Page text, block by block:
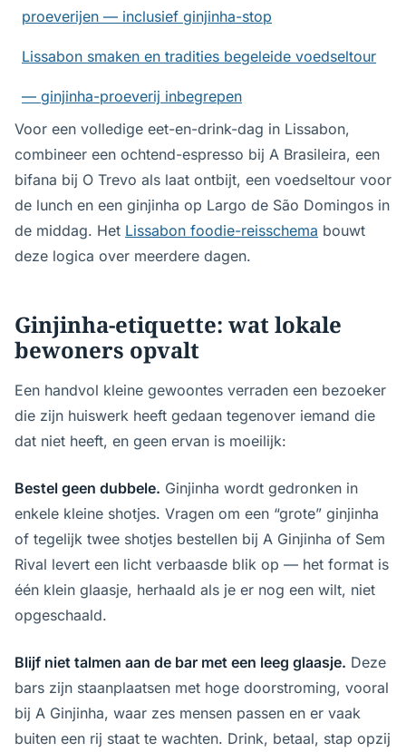
proeverijen — inclusief ginjinha-stop
Lissabon smaken en tradities begeleide voedseltour
— ginjinha-proeverij inbegrepen
Voor een volledige eet-en-drink-dag in Lissabon,
combineer een ochtend-espresso bij A Brasileira, een
bifana bij O Trevo als laat ontbijt, een voedseltour voor
de lunch en een ginjinha op Largo de São Domingos in
de middag. Het Lissabon foodie-reisschema bouwt
deze logica over meerdere dagen.
Ginjinha-etiquette: wat lokale
bewoners opvalt
Een handvol kleine gewoontes verraden een bezoeker
die zijn huiswerk heeft gedaan tegenover iemand die
dat niet heeft, en geen ervan is moeilijk:
Bestel geen dubbele. Ginjinha wordt gedronken in
enkele kleine shotjes. Vragen om een “grote” ginjinha
of tegelijk twee shotjes bestellen bij A Ginjinha of Sem
Rival levert een licht verbaasde blik op — het format is
één klein glaasje, herhaald als je er nog een wilt, niet
opgeschaald.
Blijf niet talmen aan de bar met een leeg glaasje. Deze
bars zijn staanplaatsen met hoge doorstroming, vooral
bij A Ginjinha, waar zes mensen passen en er vaak
buiten een rij staat te wachten. Drink, betaal, stap opzij